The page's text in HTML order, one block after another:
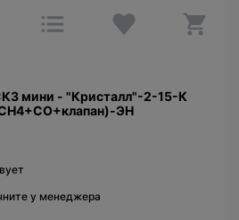
мини - "Кристалл"-2-15-К
ЭН
у менеджера